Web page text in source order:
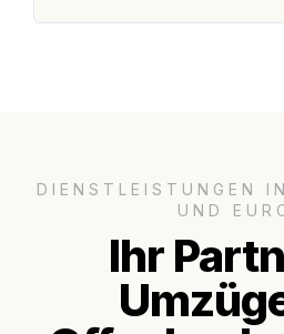
DIENSTLEISTUNGEN
UND
Ihr